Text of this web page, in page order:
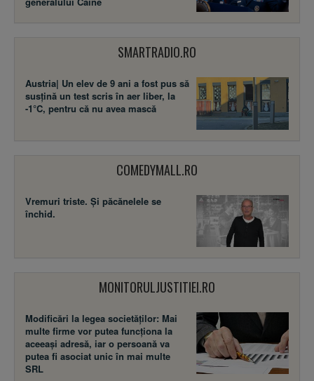
SMARTRADIO.RO
Austria| Un elev de 9 ani a fost pus să
susţină un test scris în aer liber, la
-1°C, pentru că nu avea mască
COMEDYMALL.RO
Vremuri triste. Şi păcănelele se
închid.
MONITORULJUSTITIEI.RO
Modificări la legea societăţilor: Mai
multe firme vor putea funcţiona la
aceeaşi adresă, iar o persoană va
putea fi asociat unic în mai multe
SRL